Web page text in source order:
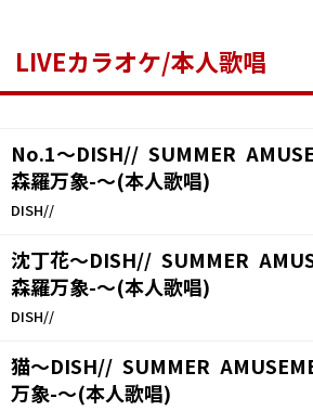
LIVEカラオケ/本人歌唱
No.1～DISH// SUMMER
森羅万象-～(本人歌唱)
DISH//
沈丁花～DISH// SUMMER
森羅万象-～(本人歌唱)
DISH//
猫～DISH// SUMMER
万象-～(本人歌唱)